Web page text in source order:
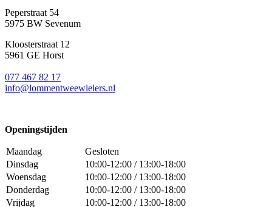
Peperstraat 54
5975 BW Sevenum
Kloosterstraat 12
5961 GE Horst
077 467 82 17
info@lommentweewielers.nl
Openingstijden
Maandag
Gesloten
Dinsdag
10:00-12:00 / 13:00-18:00
Woensdag
10:00-12:00 / 13:00-18:00
Donderdag
10:00-12:00 / 13:00-18:00
Vrijdag
10:00-12:00 / 13:00-18:00